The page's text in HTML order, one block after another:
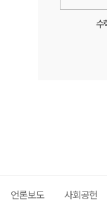
수
언론보도 사회공헌